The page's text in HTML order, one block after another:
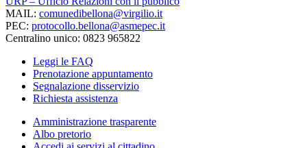
MAIL: comunedibellona@virgilio.it
PEC: protocollo.bellona@asmepec.it
Centralino unico: 0823 965822
Leggi le FAQ
Prenotazione appuntamento
Segnalazione disservizio
Richiesta assistenza
Amministrazione trasparente
Albo pretorio